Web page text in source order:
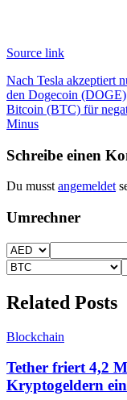
Source link
Nach Tesla akzeptiert
den Dogecoin (DOGE)
Bitcoin (BTC) für
Minus
Schreibe einen
Du musstangemeldet
Umrechner
Related Posts
Blockchain
Tether friert 4,2
Kryptogeldern ein